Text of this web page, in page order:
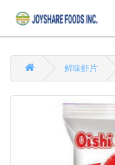
鲜味虾片